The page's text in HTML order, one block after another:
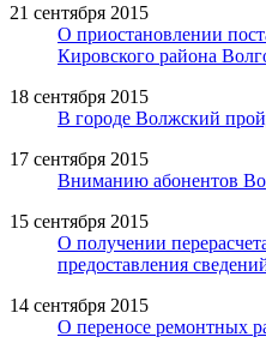
21 сентября 2015
О приостановлении
Кировского района
18 сентября 2015
В городе Волжский
17 сентября 2015
Вниманию абонентов
15 сентября 2015
О получении
предоставления
14 сентября 2015
О переносе ремонтных